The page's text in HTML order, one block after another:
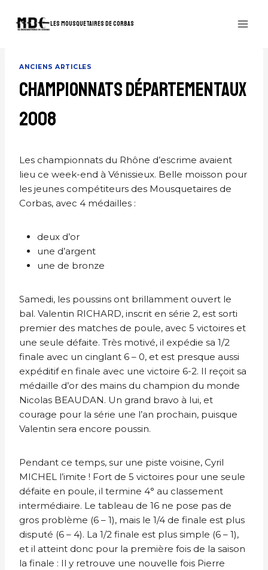
LES MOUSQUETAIRES DE CORBAS
ANCIENS ARTICLES
CHAMPIONNATS DÉPARTEMENTAUX
2008
Les championnats du Rhône d’escrime avaient
lieu ce week-end à Vénissieux. Belle moisson pour
les jeunes compétiteurs des Mousquetaires de
Corbas, avec 4 médailles :
deux d’or
une d’argent
une de bronze
Samedi, les poussins ont brillamment ouvert le
bal. Valentin RICHARD, inscrit en série 2, est sorti
premier des matches de poule, avec 5 victoires et
une seule défaite. Très motivé, il expédie sa 1/2
finale avec un cinglant 6 – 0, et est presque aussi
expéditif en finale avec une victoire 6-2. Il reçoit sa
médaille d’or des mains du champion du monde
Nicolas BEAUDAN. Un grand bravo à lui, et
courage pour la série une l’an prochain, puisque
Valentin sera encore poussin.
Pendant ce temps, sur une piste voisine, Cyril
MICHEL l’imite ! Fort de 5 victoires pour une seule
défaite en poule, il termine 4° au classement
intermédiaire. Le tableau de 16 ne pose pas de
gros problème (6 – 1), mais le 1/4 de finale est plus
disputé (6 – 4). La 1/2 finale est plus simple (6 – 1),
et il atteint donc pour la première fois de la saison
la finale : Il y retrouve une nouvelle fois Pierre